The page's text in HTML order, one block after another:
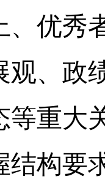
、优秀
观、政
等重大
结构要